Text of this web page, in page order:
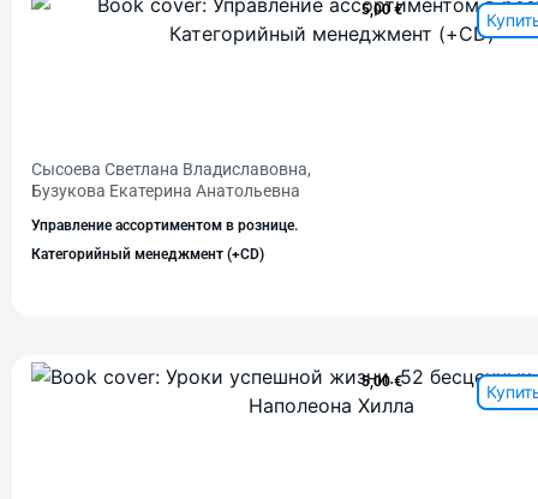
Сысоева Светлана Владиславовна,
Бузукова Екатерина Анатольевна
Управление ассортиментом в рознице.
Категорийный менеджмент (+CD)
5,00 €
5,00€